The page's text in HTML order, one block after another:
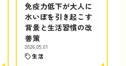
免疫力低下が大人に
水いぼを引き起こす
背景と生活習慣の改
善策
2026.05.01
生活